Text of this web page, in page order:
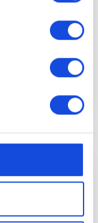
150 PK